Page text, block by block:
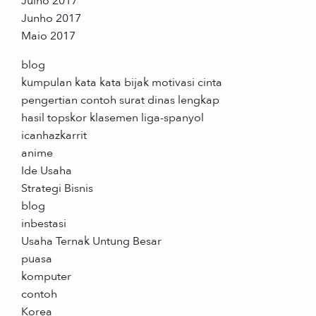
Junho 2017
Maio 2017
blog
kumpulan kata kata bijak motivasi cinta
pengertian contoh surat dinas lengkap
hasil topskor klasemen liga-spanyol
icanhazkarrit
anime
Ide Usaha
Strategi Bisnis
blog
inbestasi
Usaha Ternak Untung Besar
puasa
komputer
contoh
Korea